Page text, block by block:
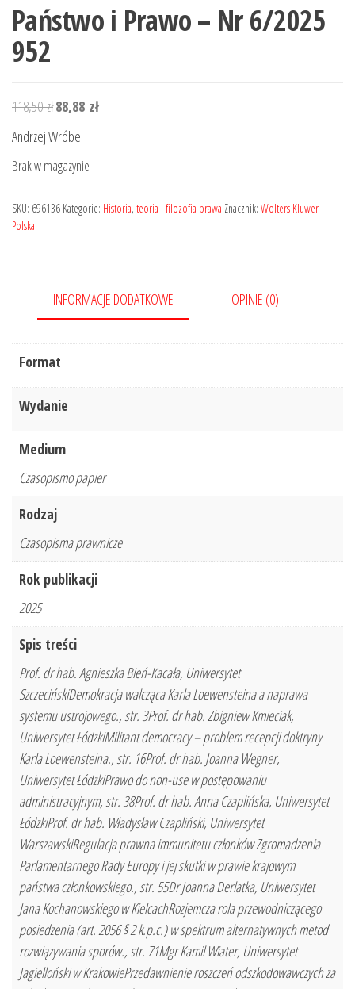
Państwo i Prawo – Nr 6/2025
952
118,50złPierwotna
cena
118,50 zł.
88,88 złAktualna
Andrzej Wróbel
Brak w magazynie
SKU: 696136 Kategorie: Historia, teoria i filozofia prawa Znacznik: Wolters Kluwer
Polska
INFORMACJE DODATKOWE OPINIE (0)
Format
Wydanie
Medium
Czasopismo papier
Rodzaj
Czasopisma prawnicze
Rok publikacji
2025
Spis treści
Prof. dr hab. Agnieszka Bień-Kacała, Uniwersytet
SzczecińskiDemokracja walcząca Karla Loewensteina a naprawa
systemu ustrojowego., str. 3Prof. dr hab. Zbigniew Kmieciak,
Uniwersytet ŁódzkiMilitant democracy – problem recepcji doktryny
Karla Loewensteina., str. 16Prof. dr hab. Joanna Wegner,
Uniwersytet ŁódzkiPrawo do non-use w postępowaniu
administracyjnym, str. 38Prof. dr hab. Anna Czaplińska, Uniwersytet
ŁódzkiProf. dr hab. Władysław Czapliński, Uniwersytet
WarszawskiRegulacja prawna immunitetu członków Zgromadzenia
Parlamentarnego Rady Europy i jej skutki w prawie krajowym
państwa członkowskiego., str. 55Dr Joanna Derlatka, Uniwersytet
Jana Kochanowskiego w KielcachRozjemcza rola przewodniczącego
posiedzenia (art. 2056 § 2 k.p.c.) w spektrum alternatywnych metod
rozwiązywania sporów., str. 71Mgr Kamil Wiater, Uniwersytet
Jagielloński w KrakowiePrzedawnienie roszczeń odszkodowawczych za